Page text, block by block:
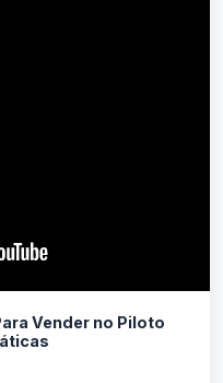
Vender no Piloto